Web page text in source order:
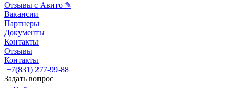
Отзывы с Авито ✎
Вакансии
Партнеры
Документы
Контакты
Отзывы
Контакты
+7(831) 277-99-88
Задать вопрос